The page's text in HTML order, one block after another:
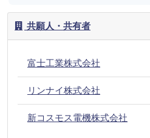
共願人・共有者
富士工業株式会社
リンナイ株式会社
新コスモス電機株式会社